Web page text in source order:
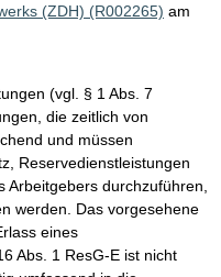
(ZDH) (R002265) am
(vgl. § 1 Abs. 7
die zeitlich von
und müssen
Reservedienstleistungen
durchzuführen,
werden. Das vorgesehene
eines
Abs. 1 ResG-E ist nicht